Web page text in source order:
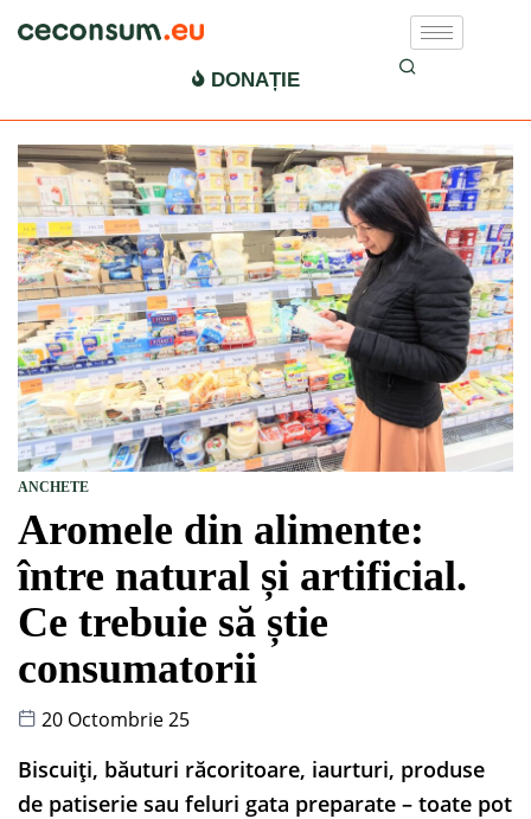
DONAȚIE
ANCHETE
Aromele din alimente:
între natural și artificial.
Ce trebuie să știe
consumatorii
20 Octombrie 25
Biscuiți, băuturi răcoritoare, iaurturi, produse
de patiserie sau feluri gata preparate – toate pot